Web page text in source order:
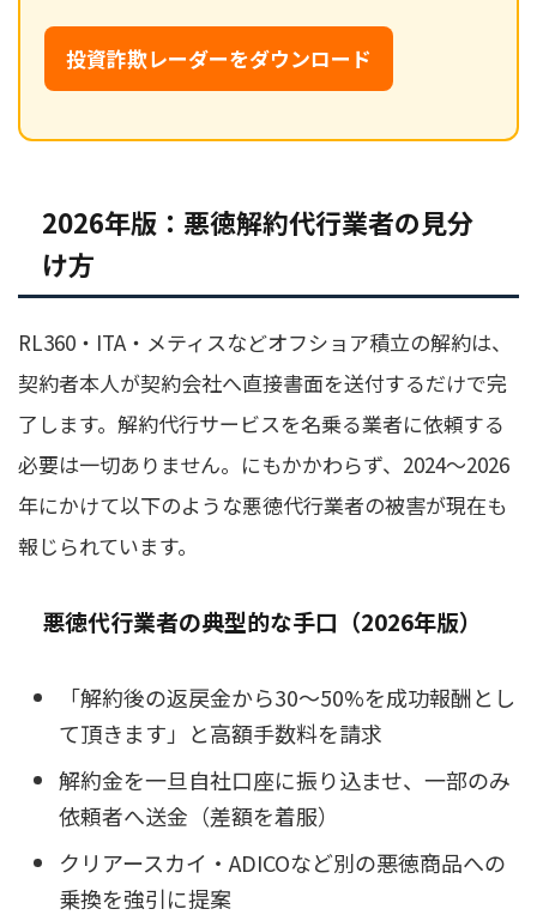
投資詐欺レーダーをダウンロード
2026年版：悪徳解約代行業者の見分
け方
RL360・ITA・メティスなどオフショア積立の解約は、
契約者本人が契約会社へ直接書面を送付するだけで完
了します。解約代行サービスを名乗る業者に依頼する
必要は一切ありません。にもかかわらず、2024〜2026
年にかけて以下のような悪徳代行業者の被害が現在も
報じられています。
悪徳代行業者の典型的な手口（2026年版）
「解約後の返戻金から30〜50%を成功報酬とし
て頂きます」と高額手数料を請求
解約金を一旦自社口座に振り込ませ、一部のみ
依頼者へ送金（差額を着服）
クリアースカイ・ADICOなど別の悪徳商品への
乗換を強引に提案